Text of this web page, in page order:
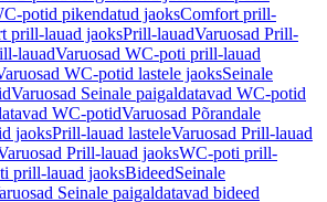
potid pikendatud jaoksComfort prill-
prill-lauad jaoksPrill-lauadVaruosad Prill-
lauadVaruosad WC-poti prill-lauad
WC-potid lastele jaoksSeinale
Varuosad Seinale paigaldatavad WC-potid
WC-potidVaruosad Põrandale
jaoksPrill-lauad lasteleVaruosad Prill-lauad
Prill-lauad jaoksWC-poti prill-
prill-lauad jaoksBideedSeinale
Seinale paigaldatavad bideed